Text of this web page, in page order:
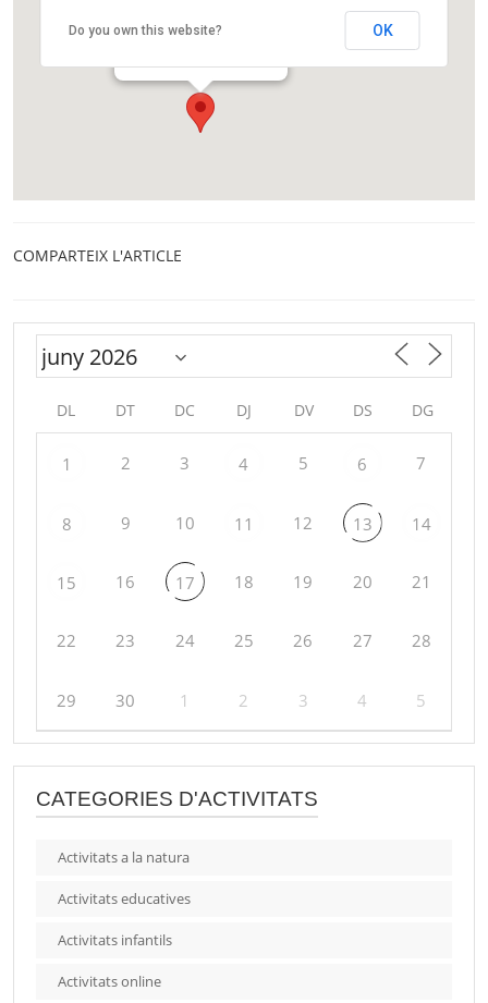
Centre Cívic Trinitat Vella
Carrer Foradada, 36
Do you own this website? OK
COMPARTEIX L'ARTICLE
DL DT DC DJ DV DS DG
1 2 3 4 5 6 7
8 9 10 11 12 13 14
15 16 17 18 19 20 21
22 23 24 25 26 27 28
29 30 1 2 3 4 5
CATEGORIES D'ACTIVITATS
Activitats a la natura
Activitats educatives
Activitats infantils
Activitats online